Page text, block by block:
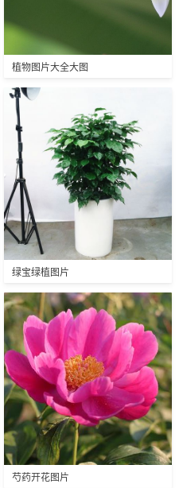
植物图片大全大图
绿宝绿植图片
芍药开花图片